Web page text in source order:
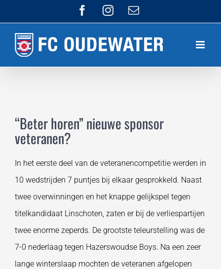
naar
inhoud
FacebookInstagram
E-
mail
“Beter horen” nieuwe sponsor
veteranen?
In het eerste deel van de veteranencompetitie werden in
10 wedstrijden 7 puntjes bij elkaar gesprokkeld. Naast
twee overwinningen en het knappe gelijkspel tegen
titelkandidaat Linschoten, zaten er bij de verliespartijen
twee enorme zeperds. De grootste teleurstelling was de
7-0 nederlaag tegen Hazerswoudse Boys. Na een zeer
lange winterslaap mochten de veteranen afgelopen